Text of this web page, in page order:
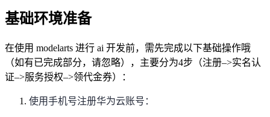
基础环境准备
在使用 modelarts 进行 ai 开发前，需先完成以下基础操作哦
（如有已完成部分，请忽略），主要分为4步（注册–>实名认
证–>服务授权–>领代金券）：
使用手机号注册华为云账号：